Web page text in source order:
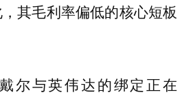
其毛利率偏低的核心短板
戴尔与英伟达的绑定正在